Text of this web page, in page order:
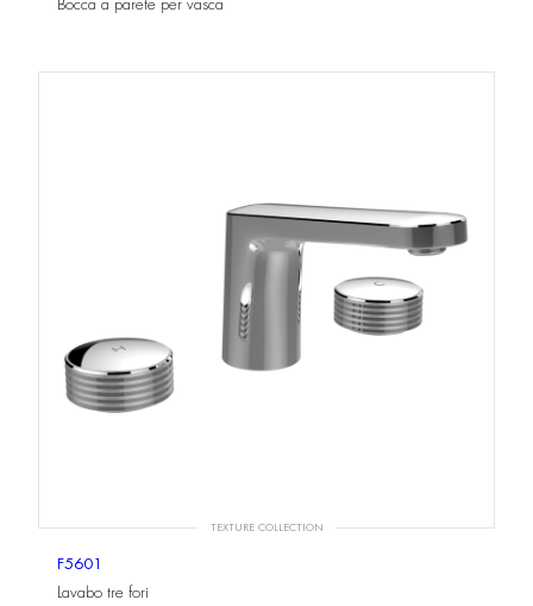
Bocca a parete per vasca
TEXTURE COLLECTION
F5601
Lavabo tre fori